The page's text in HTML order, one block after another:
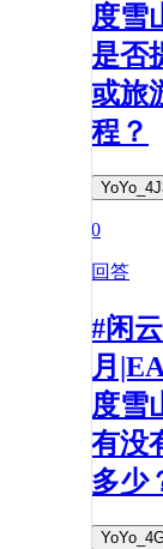
度雪
是否
或旅
程？
0
回答
#闲
月
度雪
有没
多少